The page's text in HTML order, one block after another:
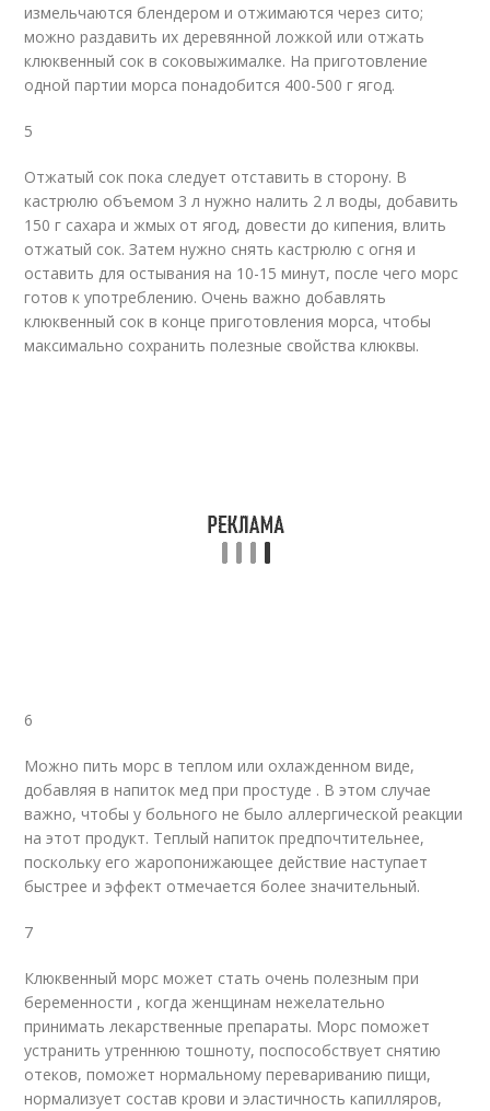
измельчаются блендером и отжимаются через сито;
можно раздавить их деревянной ложкой или отжать
клюквенный сок в соковыжималке. На приготовление
одной партии морса понадобится 400-500 г ягод.
5
Отжатый сок пока следует отставить в сторону. В
кастрюлю объемом 3 л нужно налить 2 л воды, добавить
150 г сахара и жмых от ягод, довести до кипения, влить
отжатый сок. Затем нужно снять кастрюлю с огня и
оставить для остывания на 10-15 минут, после чего морс
готов к употреблению. Очень важно добавлять
клюквенный сок в конце приготовления морса, чтобы
максимально сохранить полезные свойства клюквы.
6
Можно пить морс в теплом или охлажденном виде,
добавляя в напиток мед при простуде . В этом случае
важно, чтобы у больного не было аллергической реакции
на этот продукт. Теплый напиток предпочтительнее,
поскольку его жаропонижающее действие наступает
быстрее и эффект отмечается более значительный.
7
Клюквенный морс может стать очень полезным при
беременности , когда женщинам нежелательно
принимать лекарственные препараты. Морс поможет
устранить утреннюю тошноту, поспособствует снятию
отеков, поможет нормальному перевариванию пищи,
нормализует состав крови и эластичность капилляров,